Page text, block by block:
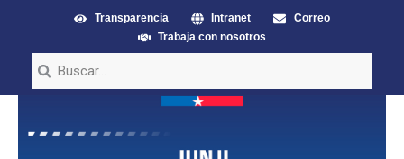
Transparencia Intranet
Correo
Trabaja con nosotros